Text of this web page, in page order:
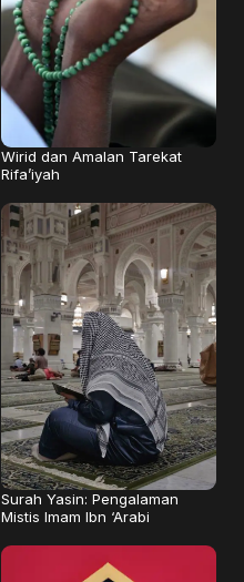
Wirid dan Amalan Tarekat
Rifa’iyah
Surah Yasin: Pengalaman
Mistis Imam Ibn ‘Arabi